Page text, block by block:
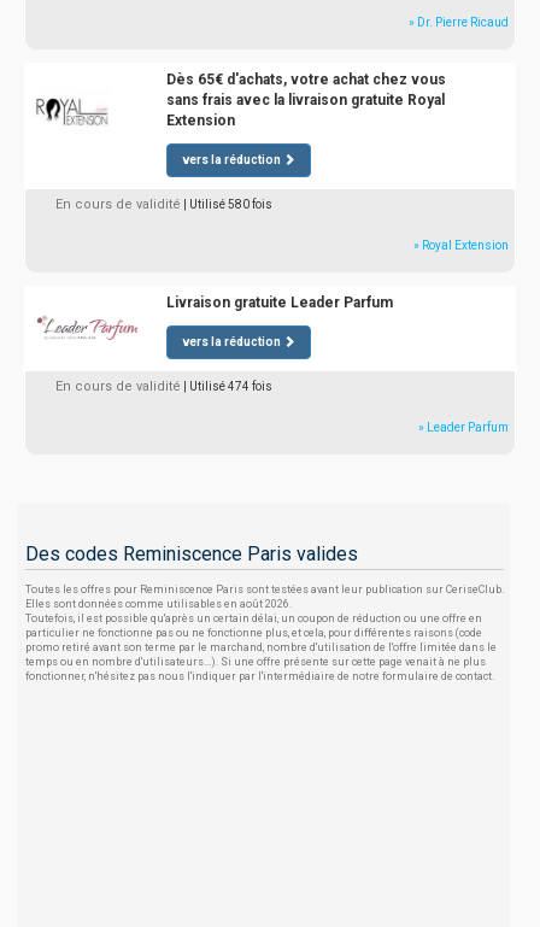
» Dr. Pierre Ricaud
Dès 65€ d'achats, votre achat chez vous
sans frais avec la livraison gratuite Royal
Extension
vers la réduction
En cours de validité | Utilisé 580 fois
» Royal Extension
Livraison gratuite Leader Parfum
vers la réduction
En cours de validité | Utilisé 474 fois
» Leader Parfum
Des codes Reminiscence Paris valides
Toutes les offres pour Reminiscence Paris sont testées avant leur publication sur CeriseClub.
Elles sont données comme utilisables en août 2026.
Toutefois, il est possible qu'après un certain délai, un coupon de réduction ou une offre en
particulier ne fonctionne pas ou ne fonctionne plus, et cela, pour différentes raisons (code
promo retiré avant son terme par le marchand, nombre d'utilisation de l'offre limitée dans le
temps ou en nombre d'utilisateurs...). Si une offre présente sur cette page venait à ne plus
fonctionner, n'hésitez pas nous l'indiquer par l'intermédiaire de notre formulaire de contact.